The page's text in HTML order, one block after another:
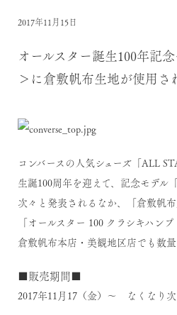
2017年11月15日
オールスター誕生100年記
＞に倉敷帆布生地が使用さ
コンバースの人気シューズ「ALL
生誕100周年を迎えて、記念モデル
次々と発表されるなか、「倉敷帆
「オールスター 100 クラシキハン
倉敷帆布本店・美観地区店でも数量
■販売期間■
2017年11月17（金）～ なくなり